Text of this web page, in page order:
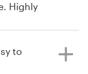
Highly
to